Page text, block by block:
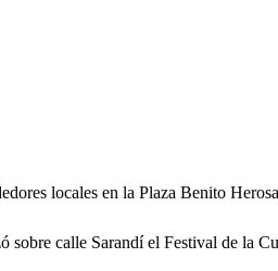
locales en la Plaza Benito
sobre calle Sarandí el Festival de la